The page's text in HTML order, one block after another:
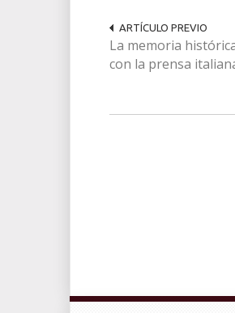
ARTÍCULO PREVIO
La memoria
con la prensa